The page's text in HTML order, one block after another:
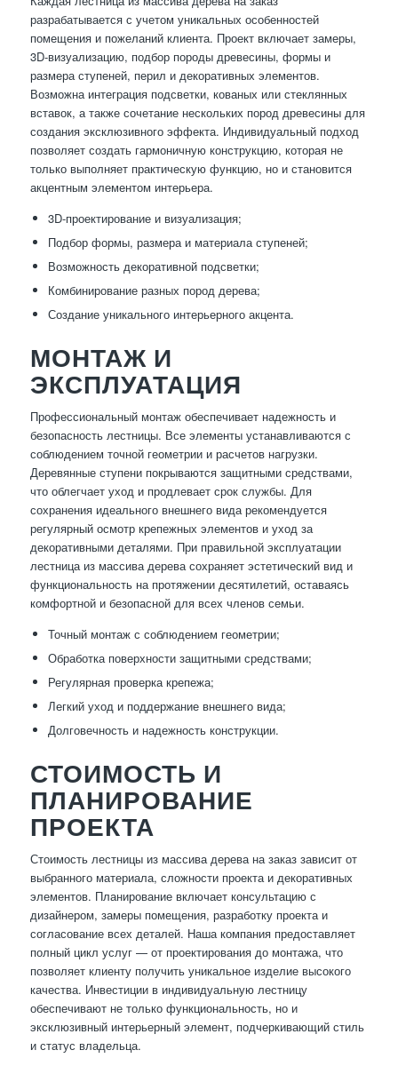
разрабатывается с учетом уникальных особенностей
помещения и пожеланий клиента. Проект включает замеры,
3D-визуализацию, подбор породы древесины, формы и
размера ступеней, перил и декоративных элементов.
Возможна интеграция подсветки, кованых или стеклянных
вставок, а также сочетание нескольких пород древесины для
создания эксклюзивного эффекта. Индивидуальный подход
позволяет создать гармоничную конструкцию, которая не
только выполняет практическую функцию, но и становится
акцентным элементом интерьера.
3D-проектирование и визуализация;
Подбор формы, размера и материала ступеней;
Возможность декоративной подсветки;
Комбинирование разных пород дерева;
Создание уникального интерьерного акцента.
МОНТАЖ И
ЭКСПЛУАТАЦИЯ
Профессиональный монтаж обеспечивает надежность и
безопасность лестницы. Все элементы устанавливаются с
соблюдением точной геометрии и расчетов нагрузки.
Деревянные ступени покрываются защитными средствами,
что облегчает уход и продлевает срок службы. Для
сохранения идеального внешнего вида рекомендуется
регулярный осмотр крепежных элементов и уход за
декоративными деталями. При правильной эксплуатации
лестница из массива дерева сохраняет эстетический вид и
функциональность на протяжении десятилетий, оставаясь
комфортной и безопасной для всех членов семьи.
Точный монтаж с соблюдением геометрии;
Обработка поверхности защитными средствами;
Регулярная проверка крепежа;
Легкий уход и поддержание внешнего вида;
Долговечность и надежность конструкции.
СТОИМОСТЬ И
ПЛАНИРОВАНИЕ
ПРОЕКТА
Стоимость лестницы из массива дерева на заказ зависит от
выбранного материала, сложности проекта и декоративных
элементов. Планирование включает консультацию с
дизайнером, замеры помещения, разработку проекта и
согласование всех деталей. Наша компания предоставляет
полный цикл услуг — от проектирования до монтажа, что
позволяет клиенту получить уникальное изделие высокого
качества. Инвестиции в индивидуальную лестницу
обеспечивают не только функциональность, но и
эксклюзивный интерьерный элемент, подчеркивающий стиль
и статус владельца.